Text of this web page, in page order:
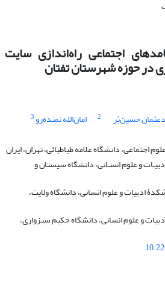
اجتماعی راه‌اندازی سایت
در حوزه شهرستان تفتان
حسین‌بُر 2 امان‌الله تمنده‌رو3
اجتماعی، دانشگاه علامه طباطبائی، تهران، ایران
و علوم انسـانی، دانشگاه سیستان و
ادبیات و علوم انسانی، دانشگاه ولایت،
و علوم انسانی، دانشگاه حکیم سبزواری،